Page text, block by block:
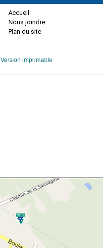
Accueil
Nous joindre
Plan du site
Version imprimable